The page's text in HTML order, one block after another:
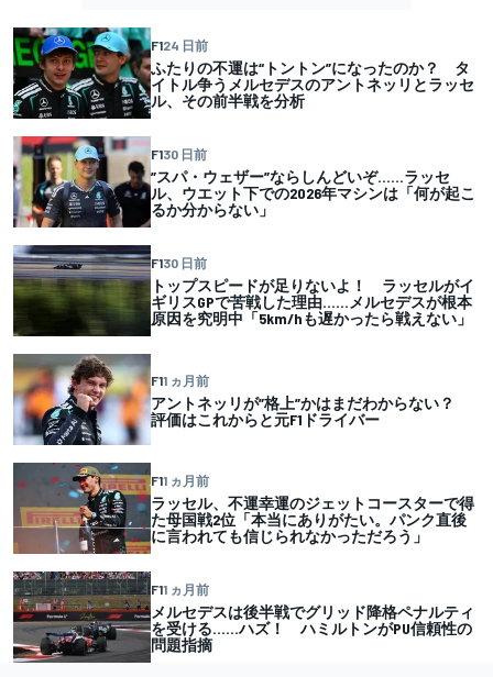
F124 日前
ふたりの不運は“トントン”になったのか？ タ
イトル争うメルセデスのアントネッリとラッセ
ル、その前半戦を分析
F130 日前
”スパ・ウェザー”ならしんどいぞ……ラッセ
ル、ウエット下での2026年マシンは「何が起こ
るか分からない」
F130 日前
トップスピードが足りないよ！ ラッセルがイ
ギリスGPで苦戦した理由……メルセデスが根本
原因を究明中「5km/hも遅かったら戦えない」
F11 ヵ月前
アントネッリが”格上”かはまだわからない？
評価はこれからと元F1ドライバー
F11 ヵ月前
ラッセル、不運幸運のジェットコースターで得
た母国戦2位「本当にありがたい。パンク直後
に言われても信じられなかっただろう」
F11 ヵ月前
メルセデスは後半戦でグリッド降格ペナルティ
を受ける……ハズ！ ハミルトンがPU信頼性の
問題指摘